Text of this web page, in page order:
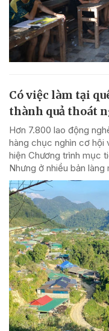
Có việc làm tại
thành quả thoát
Hơn 7.800 lao động
hàng chục nghìn cơ hội
hiện Chương trình mục
Nhưng ở nhiều bản làng